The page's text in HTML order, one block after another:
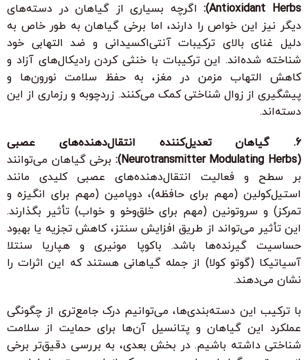
Antioxidant Herbs): اگرچه بسیاری از گیاهان در دسته‌های
دیگر نیز این خواص را دارند، اما برخی گیاهان به طور خاص به
دلیل غنای بالای ترکیبات آنتی‌اکسیدانی و ضد التهابی خود
شناخته شده‌اند. این ترکیبات با خنثی کردن رادیکال‌های آزاد و
کاهش التهاب مزمن در مغز، به حفظ سلامت نورون‌ها و
پیشگیری از زوال شناختی کمک می‌کنند. زردچوبه و رزماری از این
دسته‌اند.
6. گیاهان تعدیل‌کننده انتقال‌دهنده‌های عصبی
(Neurotransmitter Modulating Herbs):
برخی گیاهان می‌توانند
بر سطح و فعالیت انتقال‌دهنده‌های عصبی کلیدی مانند
استیل‌کولین (مهم برای حافظه)، دوپامین (مهم برای انگیزه و
تمرکز) و سروتونین (مهم برای خلق‌وخو و خواب) تأثیر بگذارند.
این تأثیر می‌تواند از طریق افزایش سنتز، کاهش تجزیه یا بهبود
حساسیت گیرنده‌ها باشد. باکوپا مونیری و هپاریا سنتلا
آسیاتیکا (گوتو کولا) از جمله گیاهانی هستند که این اثرات را
نشان می‌دهند.
با ترکیب این دسته‌بندی‌ها، می‌توانیم درک جامع‌تری از چگونگی
عملکرد این گیاهان و پتانسیل آن‌ها برای حمایت از سلامت
شناختی داشته باشیم. در بخش بعدی، به بررسی دقیق‌تر برخی